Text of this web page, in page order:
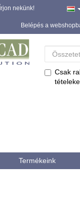
Írjon nekünk!
Belépés a
Csak
Termékeink